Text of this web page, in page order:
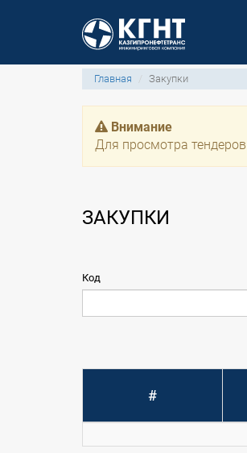
Главная Закупки
Внимание
Для просмотра
ЗАКУПКИ
Код
#